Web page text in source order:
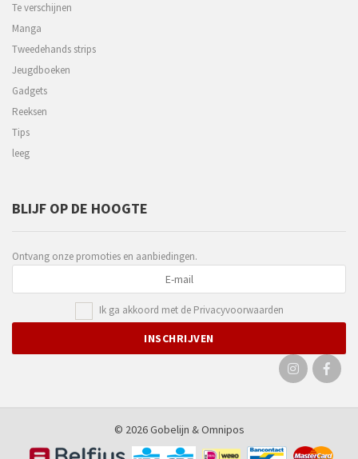
Te verschijnen
Manga
Tweedehands strips
Jeugdboeken
Gadgets
Reeksen
Tips
leeg
BLIJF OP DE HOOGTE
Ontvang onze promoties en aanbiedingen.
Ik ga akkoord met de Privacyvoorwaarden
© 2026 Gobelijn &Omnipos